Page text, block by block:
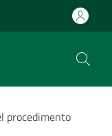
procedimento